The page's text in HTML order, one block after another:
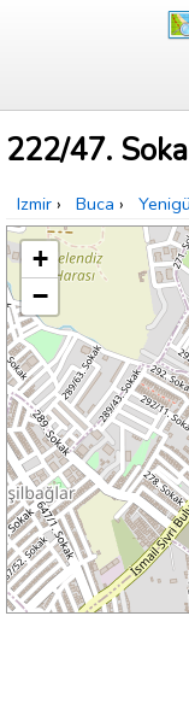
222/47.
Izmir › Buca ›
+
−